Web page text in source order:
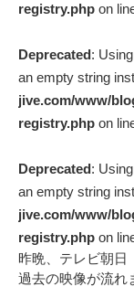
registry.php on
Deprecated:
an empty string
jive.com/www/
registry.php on
Deprecated:
an empty string
jive.com/www/
registry.php on
昨晩、テレビ朝日
過去の映像が流れ